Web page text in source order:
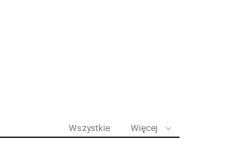
Wszystkie Więcej